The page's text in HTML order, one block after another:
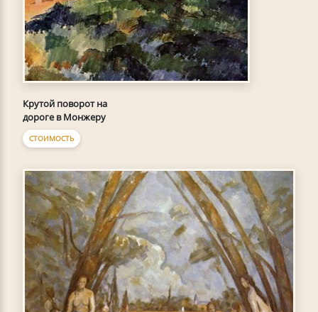
Крутой поворот на
дороге в Монжеру
СТОИМОСТЬ